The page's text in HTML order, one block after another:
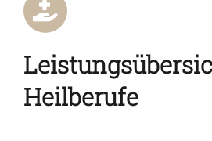
Heilberufe